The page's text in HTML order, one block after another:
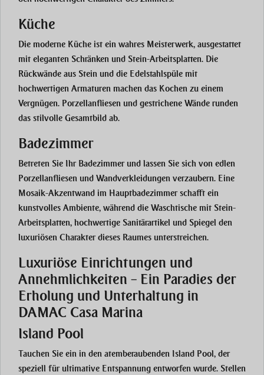
Küche
Die moderne Küche ist ein wahres Meisterwerk, ausgestattet
mit eleganten Schränken und Stein-Arbeitsplatten. Die
Rückwände aus Stein und die Edelstahlspüle mit
hochwertigen Armaturen machen das Kochen zu einem
Vergnügen. Porzellanfliesen und gestrichene Wände runden
das stilvolle Gesamtbild ab.
Badezimmer
Betreten Sie Ihr Badezimmer und lassen Sie sich von edlen
Porzellanfliesen und Wandverkleidungen verzaubern. Eine
Mosaik-Akzentwand im Hauptbadezimmer schafft ein
kunstvolles Ambiente, während die Waschtische mit Stein-
Arbeitsplatten, hochwertige Sanitärartikel und Spiegel den
luxuriösen Charakter dieses Raumes unterstreichen.
Luxuriöse Einrichtungen und
Annehmlichkeiten – Ein Paradies der
Erholung und Unterhaltung in
DAMAC Casa Marina
Island Pool
Tauchen Sie ein in den atemberaubenden Island Pool, der
speziell für ultimative Entspannung entworfen wurde. Stellen